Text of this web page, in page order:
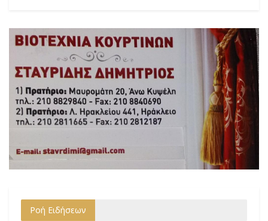
Ροή Ειδήσεων